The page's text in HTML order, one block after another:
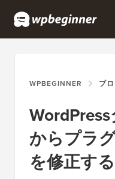
WPBEGINNER ブ
からプラ
を修正す